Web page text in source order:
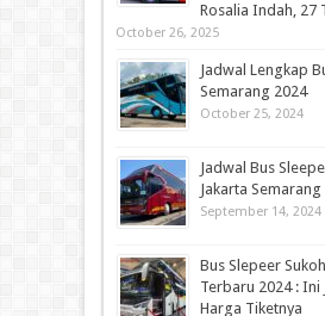
Rosalia Indah, 27
October 26, 2025
Jadwal Lengkap
Semarang 2024
October 25, 2024
Jadwal Bus
Jakarta Semarang
September 14, 2024
Bus Slepeer
Terbaru 2024 : Ini
Harga Tiketnya